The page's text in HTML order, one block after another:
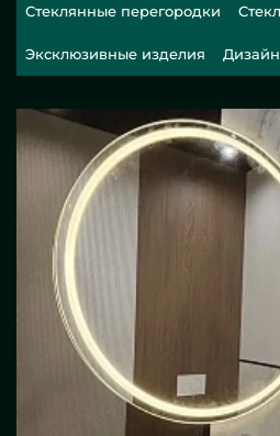
Стеклянные перегородки
Эксклюзивные изделия